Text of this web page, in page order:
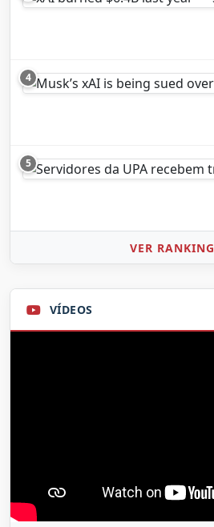
4
5
VER RANKING
VÍDEOS